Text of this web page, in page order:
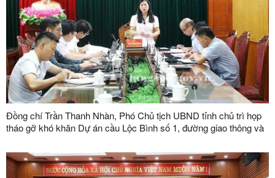
Đồng chí Trần Thanh Nhàn, Phó Chủ tịch UBND tỉnh chủ trì họp
tháo gỡ khó khăn Dự án cầu Lộc Bình số 1, đường giao thông và